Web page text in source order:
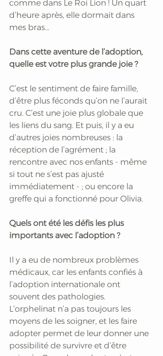
comme dans Le Roi Lion ! Un quart
d’heure après, elle dormait dans
mes bras...
Dans cette aventure de l’adoption,
quelle est votre plus grande joie ?
C’est le sentiment de faire famille,
d’être plus féconds qu’on ne l’aurait
cru. C’est une joie plus globale que
les liens du sang. Et puis, il y a eu
d’autres joies nombreuses : la
réception de l’agrément ; la
rencontre avec nos enfants - même
si tout ne s’est pas ajusté
immédiatement - ; ou encore la
greffe qui a fonctionné pour Olivia.
Quels ont été les défis les plus
importants avec l’adoption ?
Il y a eu de nombreux problèmes
médicaux, car les enfants confiés à
l’adoption internationale ont
souvent des pathologies.
L’orphelinat n’a pas toujours les
moyens de les soigner, et les faire
adopter permet de leur donner une
possibilité de survivre et d’être